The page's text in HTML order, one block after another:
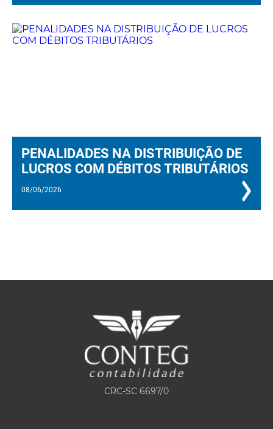
PENALIDADES NA DISTRIBUIÇÃO DE
LUCROS COM DÉBITOS TRIBUTÁRIOS
08/06/2026
CRC-SC 6697/0